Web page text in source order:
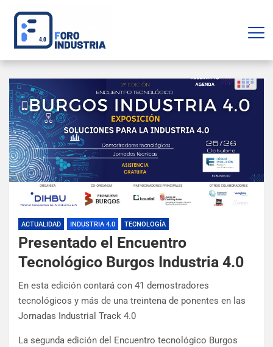
ACTUALIDAD INDUSTRIA 4.0 TECNOLOGÍA
Presentado el Encuentro
Tecnológico Burgos Industria 4.0
En esta edición contará con 41 demostradores
tecnológicos y más de una treintena de ponentes en las
Jornadas Industrial Track 4.0
La segunda edición del Encuentro tecnológico Burgos